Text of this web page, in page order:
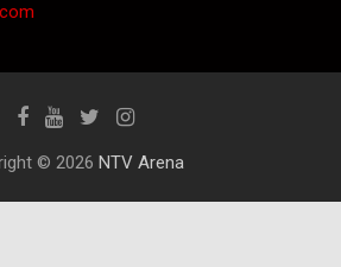
© 2026 NTV Arena